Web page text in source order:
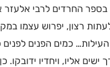
בספר החרדים לרבי
רצון, יפרוש עצמו
כמים הפנים
ישים אליו, ויחדיו